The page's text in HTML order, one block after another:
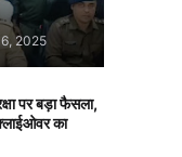
2025
पर बड़ा फैसला,
का